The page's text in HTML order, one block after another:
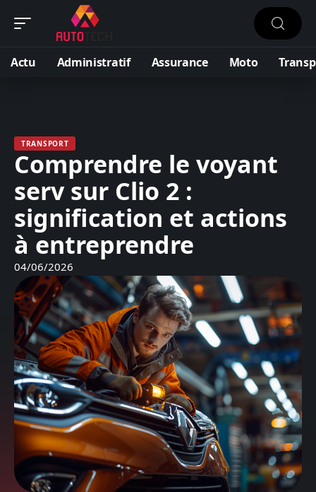
Actu Administratif Assurance Moto
TRANSPORT
Comprendre le voyant
serv sur Clio 2 :
signification et actions
à entreprendre
04/06/2026